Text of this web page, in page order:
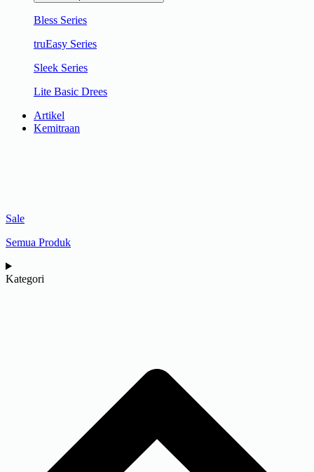
Bless Series
truEasy Series
Sleek Series
Lite Basic Drees
Artikel
Kemitraan
Sale
Semua Produk
Kategori